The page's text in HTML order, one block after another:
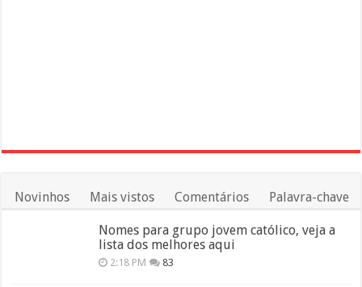
Novinhos Mais vistos Comentários Palavra-chave
Nomes para grupo jovem católico, veja a
lista dos melhores aqui
2:18 PM 83